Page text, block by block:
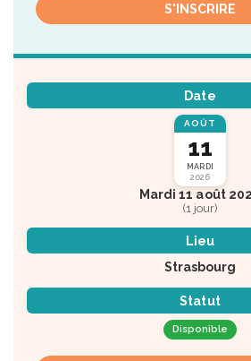
S'INSCRIRE
Date
AOÛT
11
MARDI
2026
Mardi 11 août
(1 jour)
Lieu
Strasbourg
Statut
Disponible